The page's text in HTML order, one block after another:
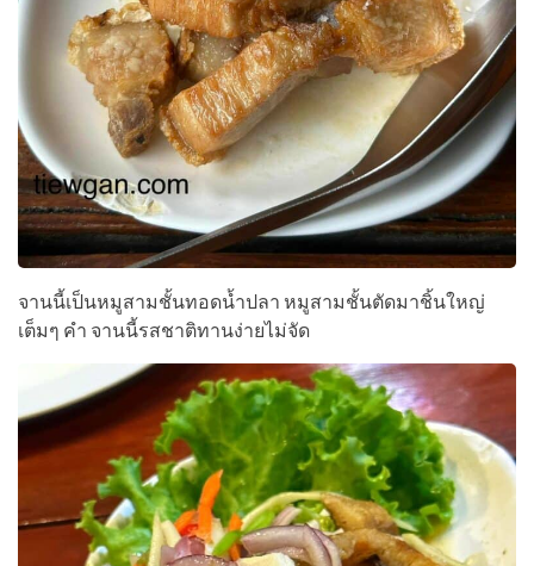
จานนี้เป็นหมูสามชั้นทอดน้ำปลา หมูสามชั้นตัดมาชิ้นใหญ่
เต็มๆ คำ จานนี้รสชาติทานง่ายไม่จัด